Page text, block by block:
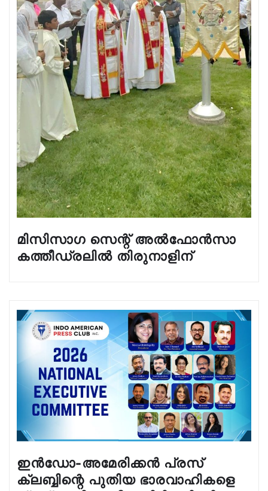
മിസിസാഗ സെന്റ് അൽഫോൻസാ
കത്തീഡ്രലിൽ തിരുനാളിന്
ഇൻഡോ-അമേരിക്കൻ പ്രസ്
ക്ലബ്ബിന്റെ പുതിയ ഭാരവാഹികളെ